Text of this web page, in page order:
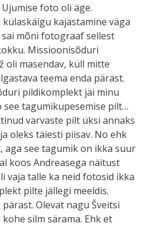
foto oli äge.
kajastamine väga
mõni fotograaf sellest
Missioonisõduri
oli masendav, küll mitte
teema enda pärast.
pildikomplekt jäi minu
see tagumikupesemise pilt…
varvaste pilt üksi annaks
oleks täiesti piisav. No ehk
aga see tagumik on ikka suur
koos Andreasega näitust
vaja talle ka neid fotosid ikka
pilte jällegi meeldis.
Olevat nagu Šveitsi
silm särama. Ehk et